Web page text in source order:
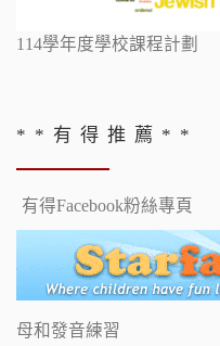
114學年度學校課程計劃
* * 有 得 推 薦 * *
有得Facebook粉絲專頁
母和發音練習